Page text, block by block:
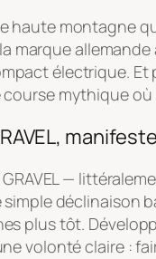
haute montagne
marque
électrique.
mythique
GRAVEL —
simple déclinaison
plus tôt.
volonté claire :